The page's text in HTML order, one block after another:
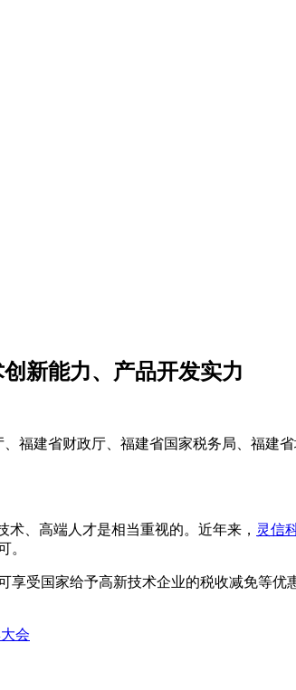
新能力、产品开发实力
福建省财政厅、福建省国家税务局、福建
、高端人才是相当重视的。近年来， 灵信
。
享受国家给予高新技术企业的税收减免等优
会